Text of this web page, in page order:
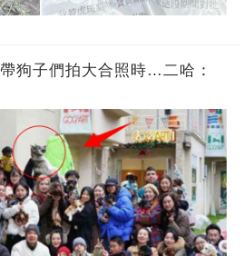
狗子們拍大合照時…二哈：